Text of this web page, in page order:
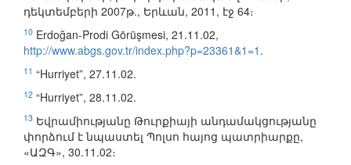
դեկտեմբերի 2007թ., Երևան, 2011, էջ 64։
10 Erdoğan-Prodi Görüşmesi, 21.11.02,
http://www.abgs.gov.tr/index.php?p=23361&1=1 .
11 “Hurriyet”, 27.11.02.
12 “Hurriyet”, 28.11.02.
13 Եվրամիությանը Թուրքիայի անդամակցությանը
փորձում է նպաստել Պոլսո հայոց պատրիարքը,
«ԱԶԳ», 30.11.02։